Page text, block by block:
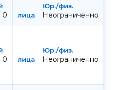
0 Неограниченно
0 Неограниченно